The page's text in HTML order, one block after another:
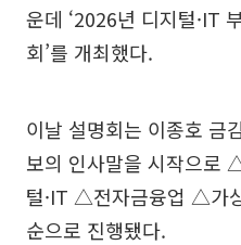
운데 ‘2026년 디지털·IT
회’를 개최했다.
이날 설명회는 이종호 금
보의 인사말을 시작으로
털·IT △전자금융업 △가
순으로 진행됐다.